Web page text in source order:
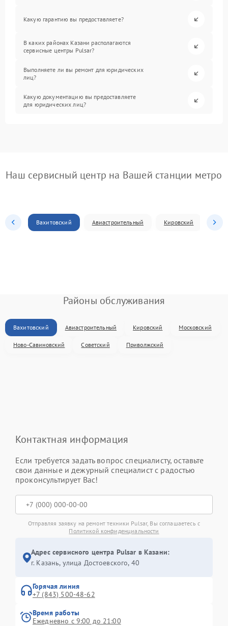
Какую гарантию вы предоставляете?
В каких районах Казани располагаются
сервисные центры Pulsar?
Выполняете ли вы ремонт для юридических
лиц?
Какую документацию вы предоставляете
для юридических лиц?
Наш сервисный центр на Вашей станции метро
Вахитовский Авиастроительный Кировский
Районы обслуживания
Вахитовский Авиастроительный Кировский Московский
Ново-Савиновский Советский Приволжский
Контактная информация
Если требуется задать вопрос специалисту, оставьте
свои данные и дежурный специалист с радостью
проконсультирует Вас!
Отправляя заявку на ремонт техники Pulsar, Вы соглашаетесь с
Политикой конфиденциальности
Адрес сервисного центра Pulsar в Казани:
г. Казань, улица Достоевского, 40
Горячая линия
+7 (843) 500-48-62
Время работы
Ежедневно с 9:00 до 21:00